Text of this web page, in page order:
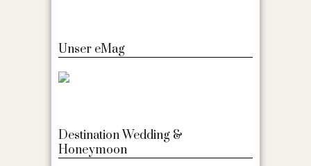
Unser eMag
Destination Wedding &
Honeymoon